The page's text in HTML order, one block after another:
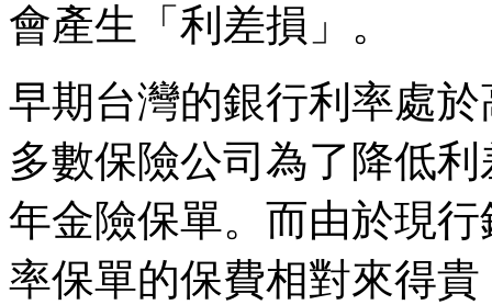
會產生「利差損」。
早期台灣的銀行利率處
多數保險公司為了降低
年金險保單。而由於現
率保單的保費相對來得